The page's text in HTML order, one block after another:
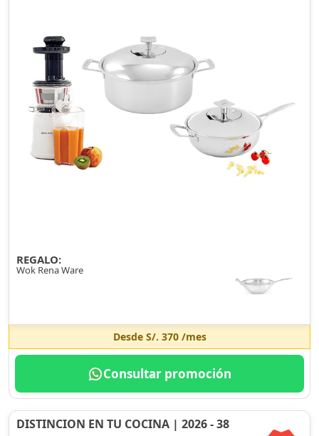
REGALO:
Wok Rena Ware
Desde S/. 370/mes
Consultar promoción
DISTINCION EN TU COCINA | 2026 - 38